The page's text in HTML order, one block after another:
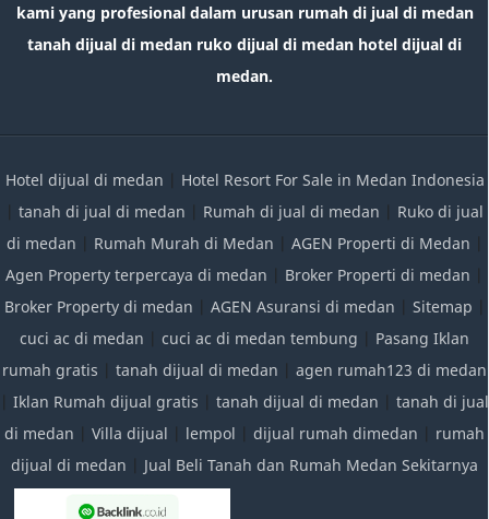
kami yang profesional dalam urusan rumah di jual di medan
tanah dijual di medan ruko dijual di medan hotel dijual di
medan.
Hotel dijual di medan | Hotel Resort For Sale in Medan Indonesia
| tanah di jual di medan | Rumah di jual di medan | Ruko di jual
di medan | Rumah Murah di Medan | AGEN Properti di Medan |
Agen Property terpercaya di medan | Broker Properti di medan |
Broker Property di medan | AGEN Asuransi di medan | Sitemap |
cuci ac di medan | cuci ac di medan tembung | Pasang Iklan
rumah gratis | tanah dijual di medan | agen rumah123 di medan
| Iklan Rumah dijual gratis | tanah dijual di medan | tanah di jual
di medan | Villa dijual | lempol | dijual rumah dimedan | rumah
dijual di medan | Jual Beli Tanah dan Rumah Medan Sekitarnya